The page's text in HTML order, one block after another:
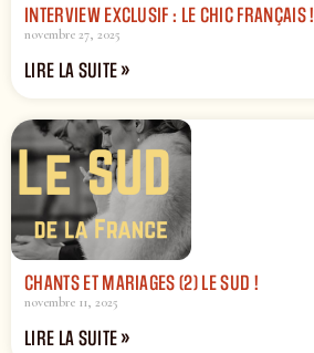
INTERVIEW EXCLUSIF : LE CHIC FRANÇAIS !
novembre 27, 2025
LIRE LA SUITE »
CHANTS ET MARIAGES (2) LE SUD !
novembre 11, 2025
LIRE LA SUITE »